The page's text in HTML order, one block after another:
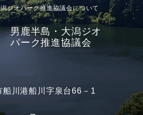
男鹿半島・大潟ジオ
パーク推進協議会
船川港船川字泉台66－1
ジオパーク推進協議会について